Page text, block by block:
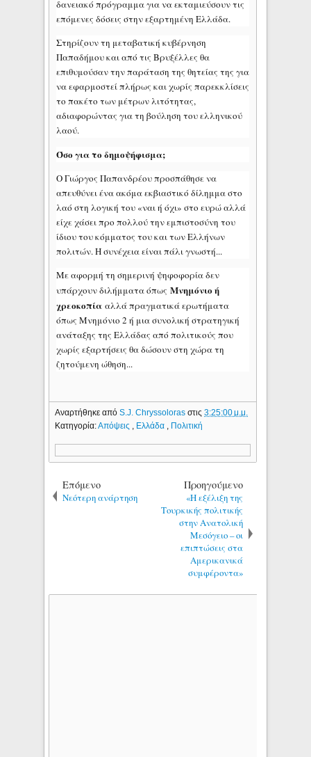
δανειακό πρόγραμμα για να εκταμιεύσουν τις
επόμενες δόσεις στην εξαρτημένη Ελλάδα.
Στηρίζουν τη μεταβατική κυβέρνηση
Παπαδήμου και από τις Βρυξέλλες θα
επιθυμούσαν την παράταση της θητείας της για
να εφαρμοστεί πλήρως και χωρίς παρεκκλίσεις
το πακέτο των μέτρων λιτότητας,
αδιαφορώντας για τη βούληση του ελληνικού
λαού.
Όσο για το δημοψήφισμα;
O Γιώργος Παπανδρέου προσπάθησε να
απευθύνει ένα ακόμα εκβιαστικό δίλημμα στο
λαό στη λογική του «ναι ή όχι» στο ευρώ αλλά
είχε χάσει προ πολλού την εμπιστοσύνη του
ίδιου του κόμματος του και των Ελλήνων
πολιτών. Η συνέχεια είναι πάλι γνωστή...
Με αφορμή τη σημερινή ψηφοφορία δεν
υπάρχουν διλήμματα όπωςΜνημόνιο ή
χρεοκοπίααλλά πραγματικά ερωτήματα
όπως Μνημόνιο 2 ή μια συνολική στρατηγική
ανάταξης της Ελλάδας από πολιτικούς που
χωρίς εξαρτήσεις θα δώσουν στη χώρα τη
ζητούμενη ώθηση...
Αναρτήθηκε απόS.J. Chryssolorasστις3:25:00 μ.μ.
Κατηγορία:Απόψεις Ελλάδα Πολιτική
Επόμενο
Νεότερη ανάρτηση
Προηγούμενο
«Η εξέλιξη της
Τουρκικής πολιτικής
στην Ανατολική
Μεσόγειο – οι
επιπτώσεις στα
Αμερικανικά
συμφέροντα»